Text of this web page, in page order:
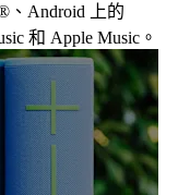
、Android 上的
和 Apple Music。